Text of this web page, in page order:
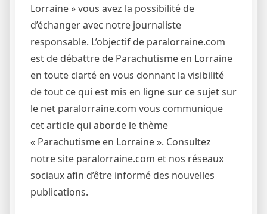
Lorraine » vous avez la possibilité de
d’échanger avec notre journaliste
responsable. L’objectif de paralorraine.com
est de débattre de Parachutisme en Lorraine
en toute clarté en vous donnant la visibilité
de tout ce qui est mis en ligne sur ce sujet sur
le net paralorraine.com vous communique
cet article qui aborde le thème
« Parachutisme en Lorraine ». Consultez
notre site paralorraine.com et nos réseaux
sociaux afin d’être informé des nouvelles
publications.